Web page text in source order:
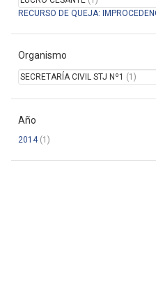
RECURSO DE QUEJA:
Organismo
SECRETARÍA CIVIL STJ Nº1 (1)
Año
2014(1)